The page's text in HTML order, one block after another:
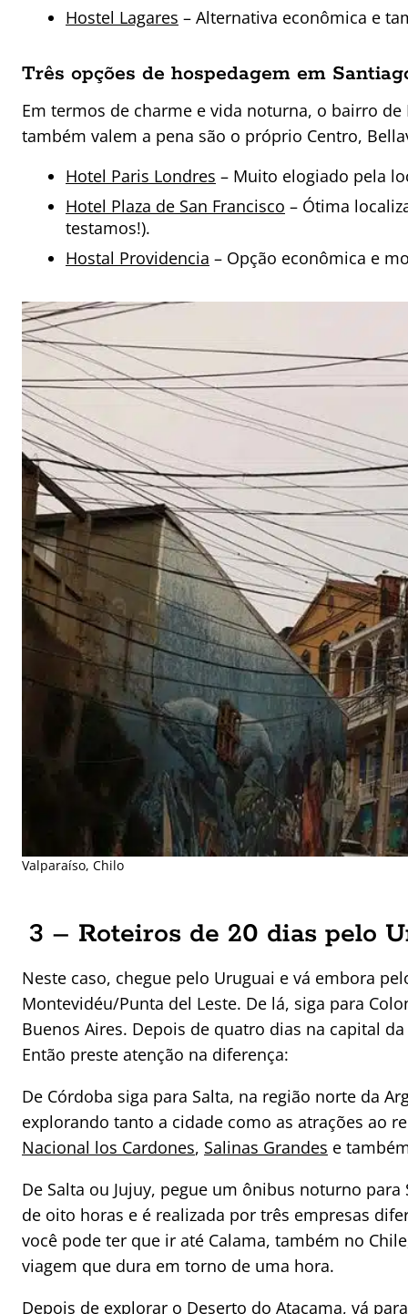
Hostel Lagares – Alternativa econômica e
Três opções de hospedagem em
Em termos de charme e vida noturna, o bairro
também valem a pena são o próprio Centro,
Hotel Paris Londres – Muito elogiado pela
Hotel Plaza de San Francisco – Ótima
testamos!).
Hostal Providencia – Opção econômica e
Valparaíso, Chilo
3 – Roteiros de 20 dias pelo
Neste caso, chegue pelo Uruguai e vá embora
Montevidéu/Punta del Leste. De lá, siga para
Buenos Aires. Depois de quatro dias na capital
Então preste atenção na diferença:
De Córdoba siga para Salta, na região norte da
explorando tanto a cidade como as atrações ao
Nacional los Cardones, Salinas Grandes e
De Salta ou Jujuy, pegue um ônibus noturno
de oito horas e é realizada por três empresas
você pode ter que ir até Calama, também no
viagem que dura em torno de uma hora.
Depois de explorar o Deserto do Atacama, vá